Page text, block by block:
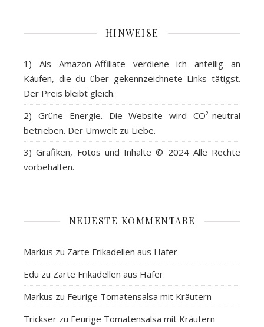
HINWEISE
1) Als Amazon-Affiliate verdiene ich anteilig an
Käufen, die du über gekennzeichnete Links tätigst.
Der Preis bleibt gleich.
2) Grüne Energie. Die Website wird CO²-neutral
betrieben. Der Umwelt zu Liebe.
3)Grafiken, Fotos und Inhalte © 2024 Alle Rechte
vorbehalten.
NEUESTE KOMMENTARE
Markus zu Zarte Frikadellen aus Hafer
Edu zu Zarte Frikadellen aus Hafer
Markus zu Feurige Tomatensalsa mit Kräutern
Trickser zu Feurige Tomatensalsa mit Kräutern